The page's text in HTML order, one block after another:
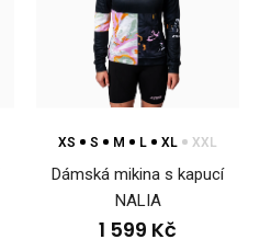
XS S M L XL XXL
Dámská mikina s kapucí
NALIA
1 599 Kč